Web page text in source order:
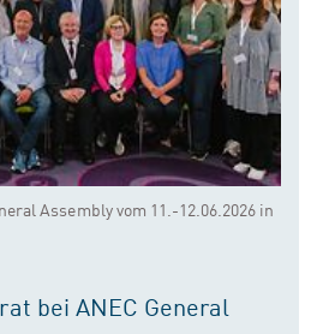
Assembly vom 11.-12.06.2026 in
bei ANEC General